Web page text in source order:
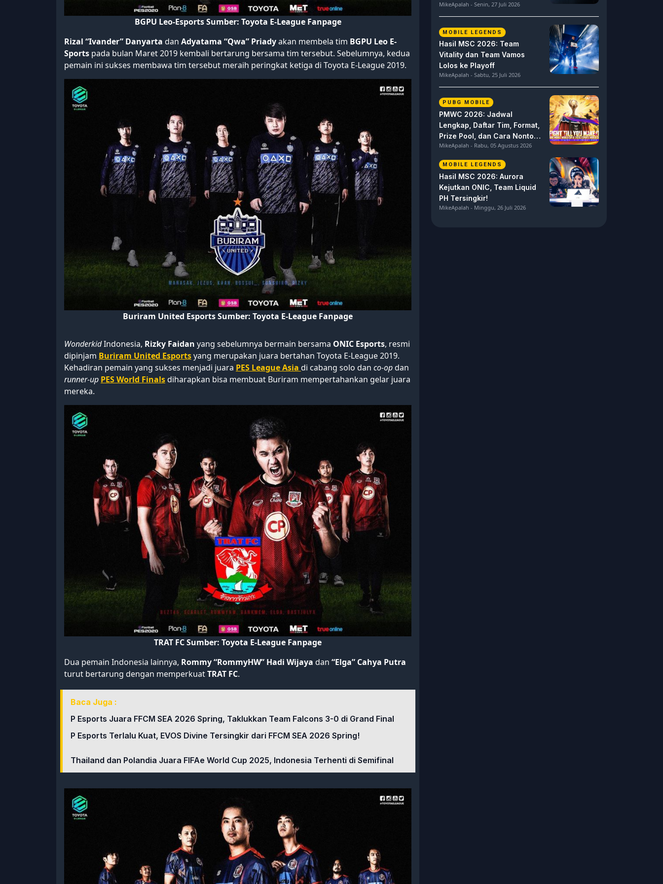
BGPU Leo-Esports Sumber: Toyota E-League Fanpage
Rizal “Ivander” Danyarta dan Adyatama “Qwa” Priadyakan membela tim BGPU Leo E-
Sports pada bulan Maret 2019 kembali bertarung bersama tim tersebut. Sebelumnya, kedua
pemain ini sukses membawa tim tersebut meraih peringkat ketiga di Toyota E-League 2019.
Buriram United Esports Sumber: Toyota E-League Fanpage
WonderkidIndonesia, Rizky Faidan yang sebelumnya bermain bersama ONIC Esports, resmi
dipinjam Buriram United Esportsyang merupakan juara bertahan Toyota E-League 2019.
Kehadiran pemain yang sukses menjadi juara PES League Asia di cabang solo dan co-opdan
runner-up PES World Finalsdiharapkan bisa membuat Buriram mempertahankan gelar juara
mereka.
TRAT FC Sumber: Toyota E-League Fanpage
Dua pemain Indonesia lainnya, Rommy “RommyHW” Hadi Wijaya dan “Elga” Cahya Putra
turut bertarung dengan memperkuatTRAT FC.
Baca Juga :
P Esports Juara FFCM SEA 2026 Spring, Taklukkan Team Falcons 3-0 di Grand Final
P Esports Terlalu Kuat, EVOS Divine Tersingkir dari FFCM SEA 2026 Spring!
Thailand dan Polandia Juara FIFAe World Cup 2025, Indonesia Terhenti di Semifinal
MikeApalah - Senin, 27 Juli 2026
MOBILE LEGENDS
Hasil MSC 2026: Team
Vitality dan Team Vamos
Lolos ke Playoff
MikeApalah - Sabtu, 25 Juli 2026
PUBG MOBILE
PMWC 2026: Jadwal
Lengkap, Daftar Tim, Format,
Prize Pool, dan Cara Nonton
PUBG MOBILE World Cup
MikeApalah - Rabu, 05 Agustus 2026
MOBILE LEGENDS
Hasil MSC 2026: Aurora
Kejutkan ONIC, Team Liquid
PH Tersingkir!
MikeApalah - Minggu, 26 Juli 2026